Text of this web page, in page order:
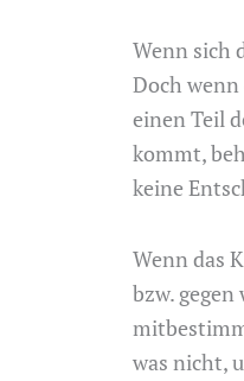
Wenn sich
Doch
einen Teil
kommt,
keine
Wenn das
bzw.
was nicht,